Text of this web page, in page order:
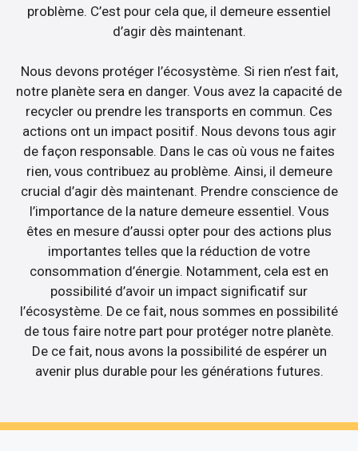
problème. C’est pour cela que, il demeure essentiel
d’agir dès maintenant.
Nous devons protéger l’écosystème. Si rien n’est fait,
notre planète sera en danger. Vous avez la capacité de
recycler ou prendre les transports en commun. Ces
actions ont un impact positif. Nous devons tous agir
de façon responsable. Dans le cas où vous ne faites
rien, vous contribuez au problème. Ainsi, il demeure
crucial d’agir dès maintenant. Prendre conscience de
l’importance de la nature demeure essentiel. Vous
êtes en mesure d’aussi opter pour des actions plus
importantes telles que la réduction de votre
consommation d’énergie. Notamment, cela est en
possibilité d’avoir un impact significatif sur
l’écosystème. De ce fait, nous sommes en possibilité
de tous faire notre part pour protéger notre planète.
De ce fait, nous avons la possibilité de espérer un
avenir plus durable pour les générations futures.